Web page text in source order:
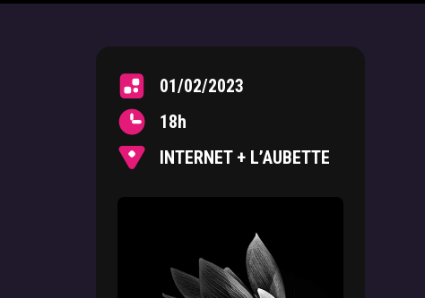
01/02/2023
18h
INTERNET + L’AUBETTE